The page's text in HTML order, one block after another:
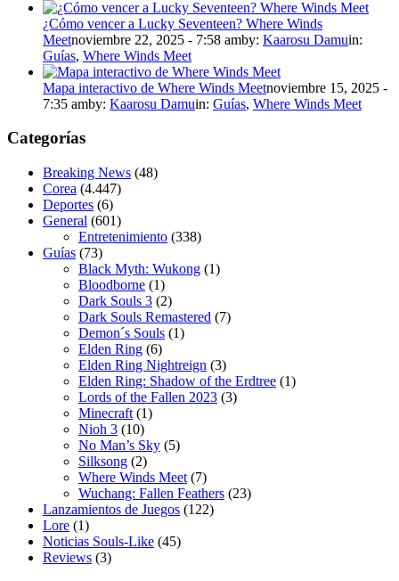
¿Cómo vencer a Lucky Seventeen? Where Winds
Meetnoviembre 22, 2025 - 7:58 amby: Kaarosu Damuin:
Guías, Where Winds Meet
Mapa interactivo de Where Winds Meetnoviembre 15, 2025 -
7:35 amby: Kaarosu Damuin: Guías, Where Winds Meet
Categorías
Breaking News (48)
Corea (4.447)
Deportes (6)
General (601)
Entretenimiento (338)
Guías (73)
Black Myth: Wukong (1)
Bloodborne (1)
Dark Souls 3 (2)
Dark Souls Remastered (7)
Demon´s Souls (1)
Elden Ring (6)
Elden Ring Nightreign (3)
Elden Ring: Shadow of the Erdtree (1)
Lords of the Fallen 2023 (3)
Minecraft (1)
Nioh 3 (10)
No Man’s Sky (5)
Silksong (2)
Where Winds Meet (7)
Wuchang: Fallen Feathers (23)
Lanzamientos de Juegos (122)
Lore (1)
Noticias Souls-Like (45)
Reviews (3)